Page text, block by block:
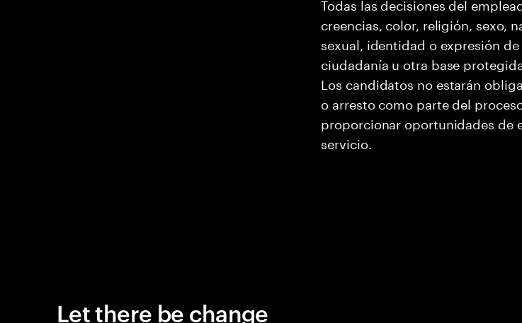
creencias, color, religión, sexo,
sexual, identidad o expresión
ciudadanía u otra base
Los candidatos no estarán
o arresto como parte del
proporcionar oportunidades de
servicio.
Let there be change